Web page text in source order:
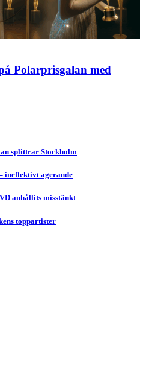
Polarprisgalan med
splittrar Stockholm
ineffektivt agerande
anhållits misstänkt
toppartister